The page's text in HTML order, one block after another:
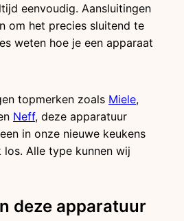
eenvoudig. Aansluitingen
om het precies sluitend te
weten hoe je een apparaat
topmerken zoals Miele,
Neff, deze apparatuur
in onze nieuwe keukens
Alle type kunnen wij
deze apparatuur